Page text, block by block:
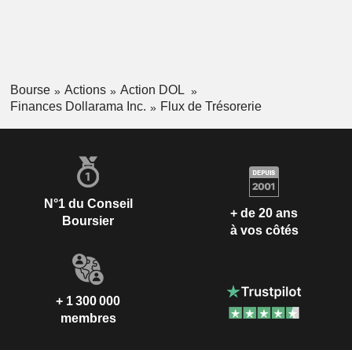
Bourse Actions
Action DOL
Finances Dollarama Inc.
Flux de Trésorerie
N°1 du Conseil
Boursier
+ de 20 ans
à vos côtés
+ 1 300 000
membres